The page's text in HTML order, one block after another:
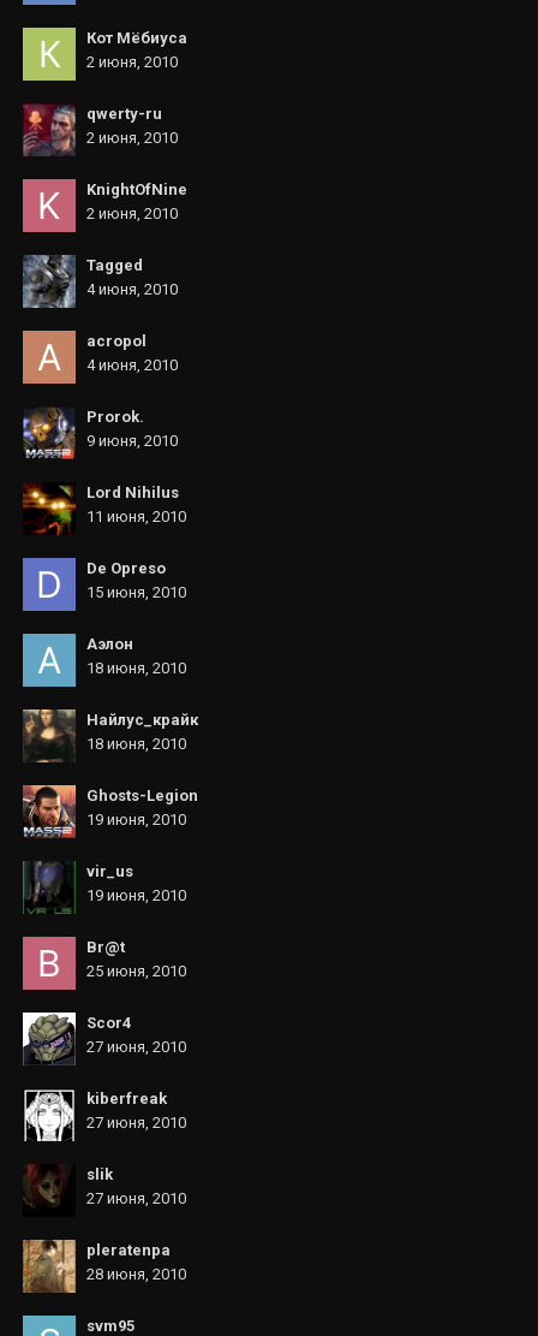
Кот Мёбиуса
2 июня, 2010
qwerty-ru
2 июня, 2010
KnightOfNine
2 июня, 2010
Tagged
4 июня, 2010
acropol
4 июня, 2010
Prorok.
9 июня, 2010
Lord Nihilus
11 июня, 2010
De Opreso
15 июня, 2010
Аэлон
18 июня, 2010
Найлус_крайк
18 июня, 2010
Ghosts-Legion
19 июня, 2010
vir_us
19 июня, 2010
Br@t
25 июня, 2010
Scor4
27 июня, 2010
kiberfreak
27 июня, 2010
slik
27 июня, 2010
pleratenpa
28 июня, 2010
svm95